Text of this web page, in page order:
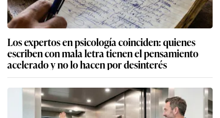
Los expertos en psicología coinciden: quienes
escriben con mala letra tienen el pensamiento
acelerado y no lo hacen por desinterés